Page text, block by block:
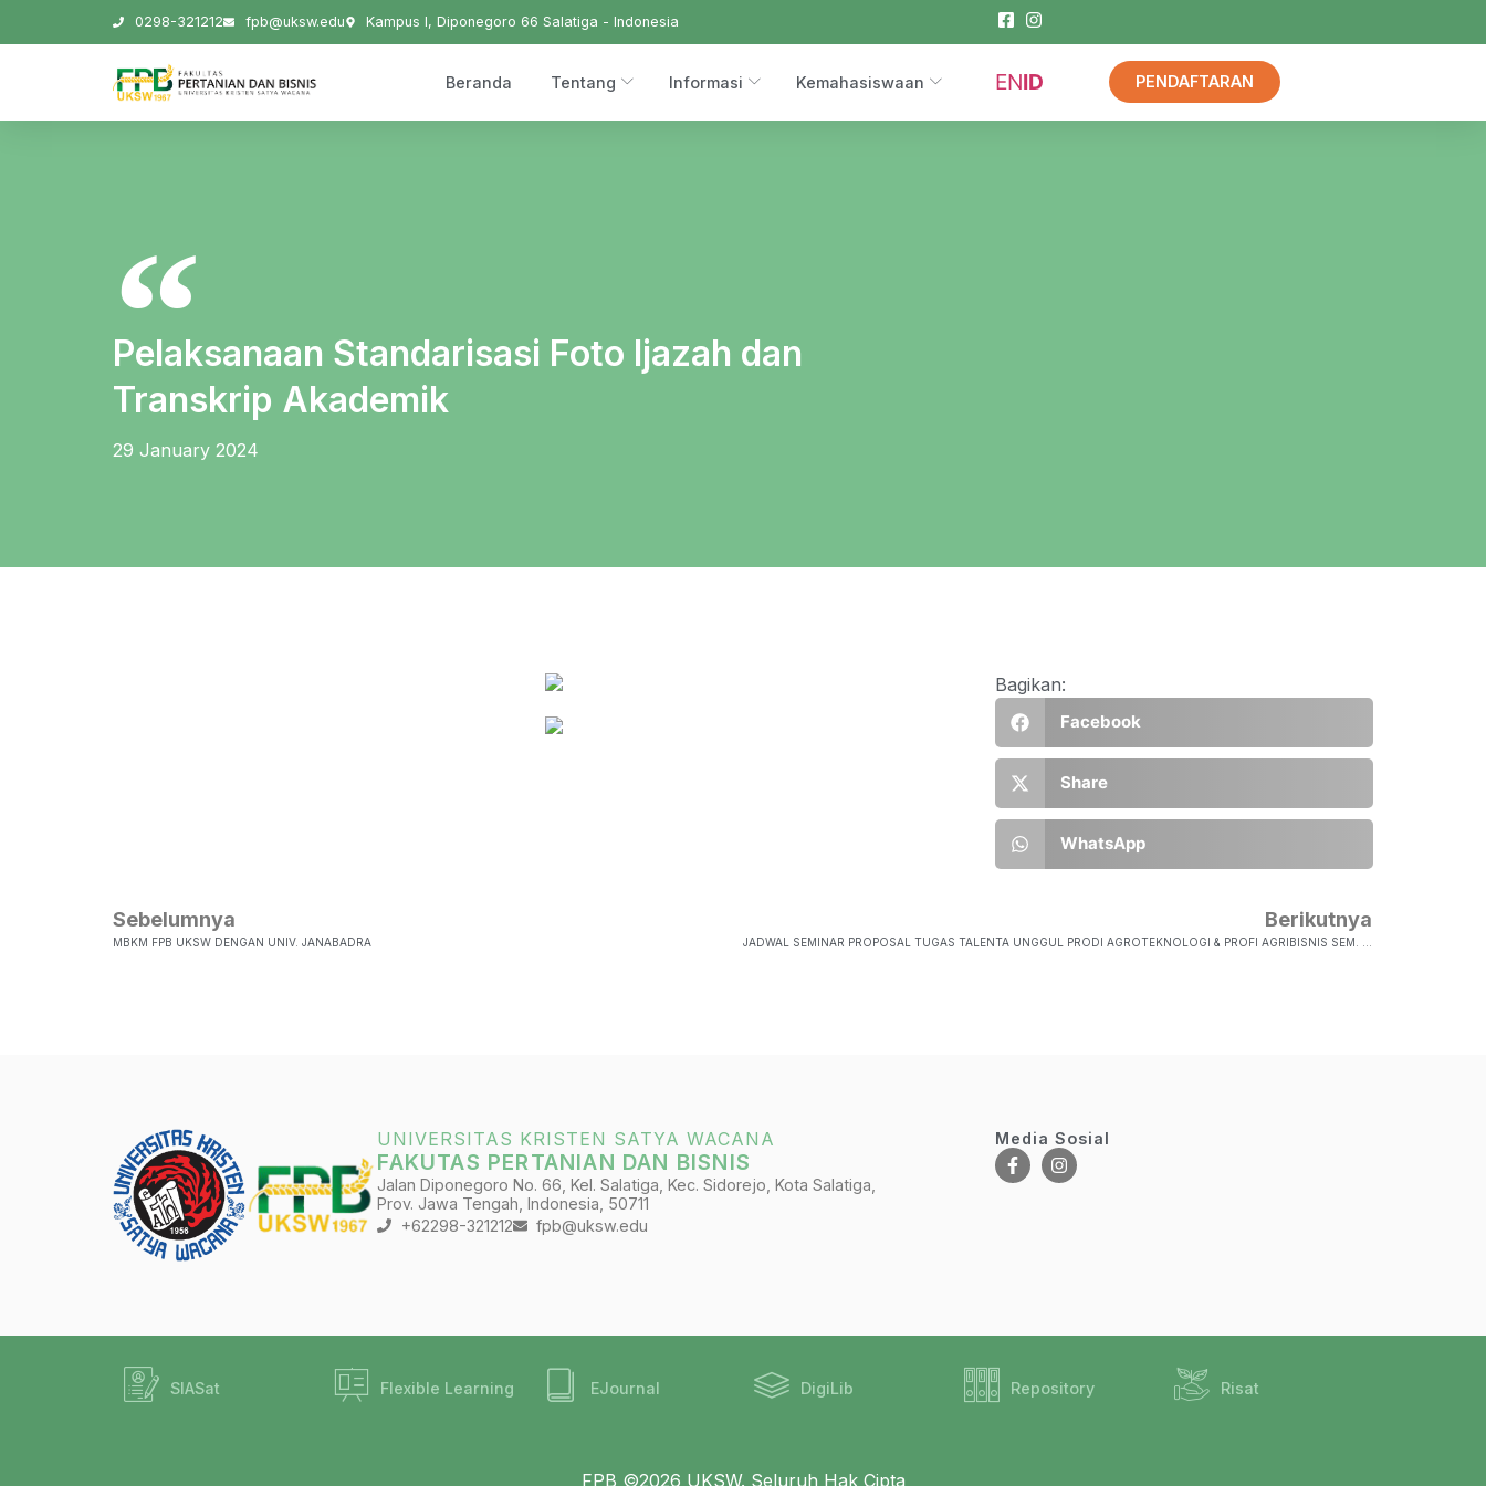
0298-321212 fpb@uksw.edu Kampus I, Diponegoro 66 Salatiga - Indonesia
Beranda Tentang Informasi Kemahasiswaan ENID PENDAFTARAN
Pelaksanaan Standarisasi Foto Ijazah dan
Transkrip Akademik
29 January 2024
Bagikan:
Facebook
Share
WhatsApp
Sebelumnya
MBKM FPB UKSW DENGAN UNIV. JANABADRA
Berikutnya
UNIVERSITAS KRISTEN SATYA WACANA
FAKUTAS PERTANIAN DAN BISNIS
Jalan Diponegoro No. 66, Kel. Salatiga, Kec. Sidorejo, Kota Salatiga,
Prov. Jawa Tengah, Indonesia, 50711
+62298-321212
fpb@uksw.edu
Media Sosial
SIASat Flexible Learning EJournal DigiLib Repository Risat
FPB ©2026 UKSW. Seluruh Hak Cipta